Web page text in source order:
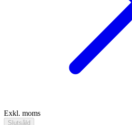
Exkl. moms
Slutsåld